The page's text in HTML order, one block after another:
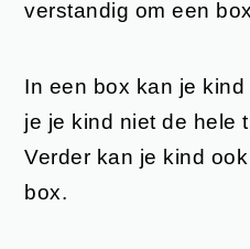
verstandig om een
In een box kan je
je je kind niet de hele
Verder kan je kind
box.